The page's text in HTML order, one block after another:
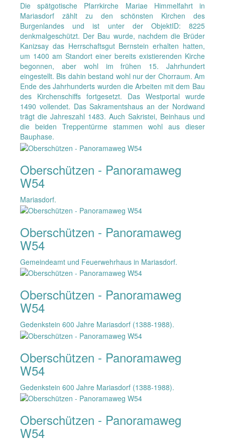
Die spätgotische Pfarrkirche Mariae Himmelfahrt in
Mariasdorf zählt zu den schönsten Kirchen des
Burgenlandes und ist unter der ObjektID: 8225
denkmalgeschützt. Der Bau wurde, nachdem die Brüder
Kanizsay das Herrschaftsgut Bernstein erhalten hatten,
um 1400 am Standort einer bereits existierenden Kirche
begonnen, aber wohl im frühen 15. Jahrhundert
eingestellt. Bis dahin bestand wohl nur der Chorraum. Am
Ende des Jahrhunderts wurden die Arbeiten mit dem Bau
des Kirchenschiffs fortgesetzt. Das Westportal wurde
1490 vollendet. Das Sakramentshaus an der Nordwand
trägt die Jahreszahl 1483. Auch Sakristei, Beinhaus und
die beiden Treppentürme stammen wohl aus dieser
Bauphase.
Oberschützen - Panoramaweg
W54
Mariasdorf.
Oberschützen - Panoramaweg
W54
Gemeindeamt und Feuerwehrhaus in Mariasdorf.
Oberschützen - Panoramaweg
W54
Gedenkstein 600 Jahre Mariasdorf (1388-1988).
Oberschützen - Panoramaweg
W54
Gedenkstein 600 Jahre Mariasdorf (1388-1988).
Oberschützen - Panoramaweg
W54